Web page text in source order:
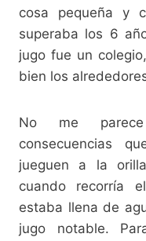
cosa pequeña y
superaba los 6
jugo fue un
bien los
No me
consecuencias
jueguen a la
cuando recorría
estaba llena de
jugo notable.